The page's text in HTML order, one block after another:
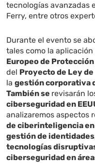
tecnologías avanzadas
Ferry, entre otros
Durante el evento se
tales como la
Europeo de
del Proyecto de Ley
lagestión corporativa
También se revisarán
ciberseguridad en
analizaremos aspectos
de ciberinteligencia
gestión de identidades
tecnologías
ciberseguridad en